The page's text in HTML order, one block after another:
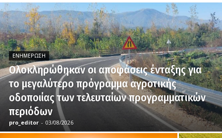
ΕΝΗΜΈΡΩΣΗ
Ολοκληρώθηκαν οι αποφάσεις ένταξης για
το μεγαλύτερο πρόγραμμα αγροτικής
οδοποιίας των τελευταίων προγραμματικών
περιόδων
pro_editor - 03/08/2026